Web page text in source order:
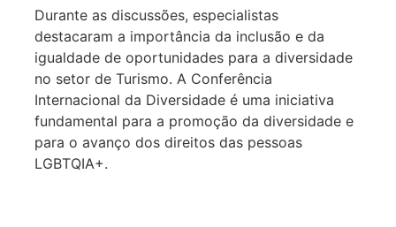
Durante as discussões, especialistas
destacaram a importância da inclusão e da
igualdade de oportunidades para a diversidade
no setor de Turismo. A Conferência
Internacional da Diversidade é uma iniciativa
fundamental para a promoção da diversidade e
para o avanço dos direitos das pessoas
LGBTQIA+.